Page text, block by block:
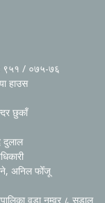
९५१ / ०७५-७६
हाउस
छुकाँ
दुलाल
अनिल फोँजू
वडा नम्वर ८ सुडाल